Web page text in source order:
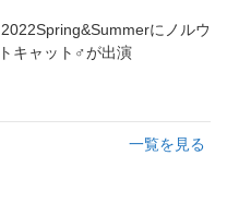
にノルウ
キャット♂が出演
一覧を見る